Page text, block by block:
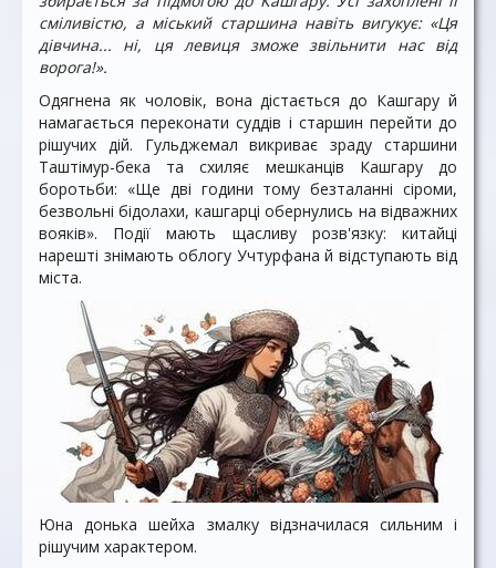
сміливістю, а міський старшина навіть вигукує: «Ця
дівчина... ні, ця левиця зможе звільнити нас від
ворога!».
Одягнена як чоловік, вона дістається до Кашгару й
намагається переконати суддів і старшин перейти до
рішучих дій. Гульджемал викриває зраду старшини
Таштімур-бека та схиляє мешканців Кашгару до
боротьби: «Ще дві години тому безталанні сіроми,
безвольні бідолахи, кашгарці обернулись на відважних
вояків». Події мають щасливу розв'язку: китайці
нарешті знімають облогу Учтурфана й відступають від
міста.
Юна донька шейха змалку відзначилася сильним і
рішучим характером.